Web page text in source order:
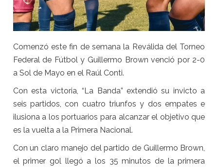
Comenzó este fin de semana la Reválida del Torneo
Federal de Fútbol y Guillermo Brown venció por 2-0
a Sol de Mayo en el Raúl Conti.
Con esta victoria, “La Banda” extendió su invicto a
seis partidos, con cuatro triunfos y dos empates e
ilusiona a los portuarios para alcanzar el objetivo que
es la vuelta a la Primera Nacional.
Con un claro manejo del partido de Guillermo Brown,
el primer gol llegó a los 35 minutos de la primera